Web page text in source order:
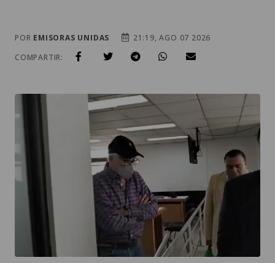
POR EMISORAS UNIDAS
21:19, AGO 07 2026
COMPARTIR: